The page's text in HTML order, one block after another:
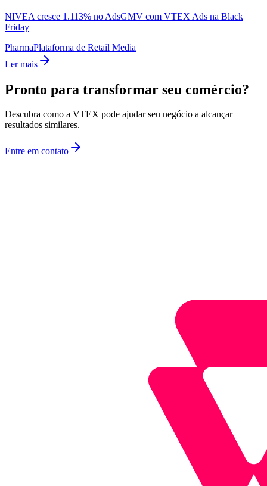
NIVEA cresce 1.113% no AdsGMV com VTEX Ads na Black
Friday
PharmaPlataforma de Retail Media
Ler mais
Pronto para transformar seu comércio?
Descubra como a VTEX pode ajudar seu negócio a alcançar
resultados similares.
Entre em contato